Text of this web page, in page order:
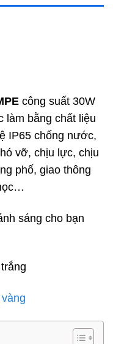
công suất 30W
làm bằng chất liệu
IP65 chống nước,
vỡ, chịu lực, chịu
phố, giao thông
sáng cho bạn